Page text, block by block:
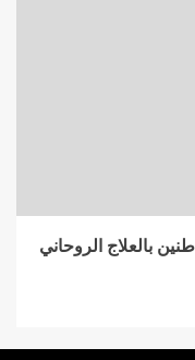
بالعلاج الروحاني